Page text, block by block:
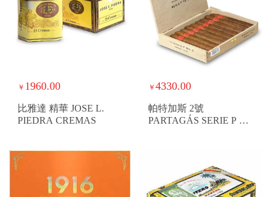
￥ 1960.00
比雅達 精華 JOSE L.
PIEDRA CREMAS
￥ 4330.00
帕特加斯 2號
PARTAGÁS SERIE P NO